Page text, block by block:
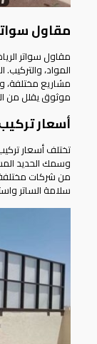
مقاول
مقاول سواتر
المواد،
مشاريع مختلفة،
موثوق يقلل من
أسعار
تختلف أسعار
وسمك الحديد
من شركات مختلفة
سلامة الساتر